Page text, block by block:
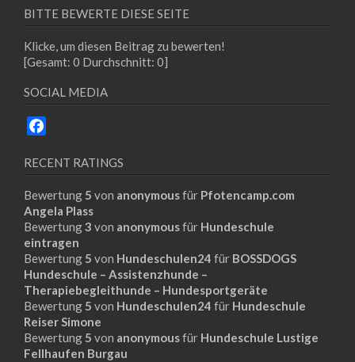
BITTE BEWERTE DIESE SEITE
Klicke, um diesen Beitrag zu bewerten!
[Gesamt: 0 Durchschnitt: 0]
SOCIAL MEDIA
RECENT RATINGS
Bewertung 5 von anonymousfür Pfotencamp.com
Angela Plass
Bewertung3 von anonymousfür Hundeschule
eintragen
Bewertung 5 von Hundeschulen24 für BOSSDOGS
Hundeschule – Assistenzhunde –
Therapiebegleithunde – Hundesportgeräte
Bewertung 5 von Hundeschulen24 für Hundeschule
Reiser Simone
Bewertung 5 von anonymousfür Hundeschule Lustige
Fellhaufen Burgau